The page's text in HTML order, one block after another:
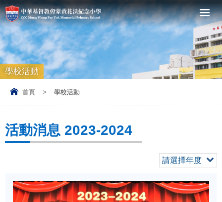
學校活動
首頁 > 學校活動
活動消息 2023-2024
請選擇年度